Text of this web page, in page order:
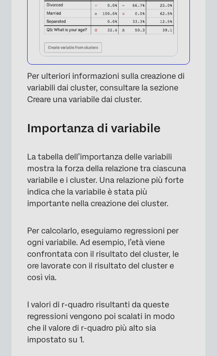
×
Per ulteriori informazioni sulla creazione di
variabili dai cluster, consultare la sezione
Creare una variabile dai cluster.
Importanza di variabile
La tabella dell’importanza delle variabili
mostra la forza della relazione tra ciascuna
variabile e i cluster. Una relazione più forte
indica che la variabile è stata più
importante nella creazione dei cluster.
Per calcolarlo, eseguiamo regressioni per
ogni variabile. Ad esempio, l’età viene
confrontata con il risultato del cluster, le
ore lavorate con il risultato del cluster e
così via.
I valori di r-quadro risultanti da queste
regressioni vengono poi scalati in modo
che il valore di r-quadro più alto sia
impostato su 1.